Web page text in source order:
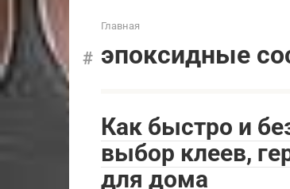
Главная
эпоксидные
Как быстро и
выбор клеев,
для дома